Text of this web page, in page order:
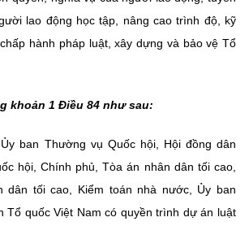
lao động học tập, nâng cao trình độ, kỹ
hành pháp luật, xây dựng và bảo vệ Tổ
khoản 1 Điều 84 như sau:
ban Thường vụ Quốc hội, Hội đồng dân
hội, Chính phủ, Tòa án nhân dân tối cao,
dân tối cao, Kiểm toán nhà nước, Ủy ban
Tổ quốc Việt Nam có quyền trình dự án luật